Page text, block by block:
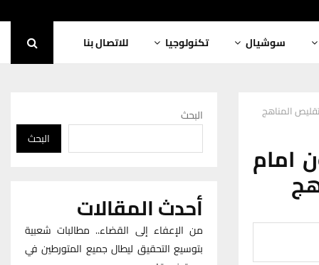
سوشيال تكنولوجيا للاتصال بنا
المناهج
امام
البحث
البحث
أحدث المقالات
من الإعفاء إلى القضاء.. مطالبات شعبية
بتوسيع التحقيق ليطال جميع المتورطين في